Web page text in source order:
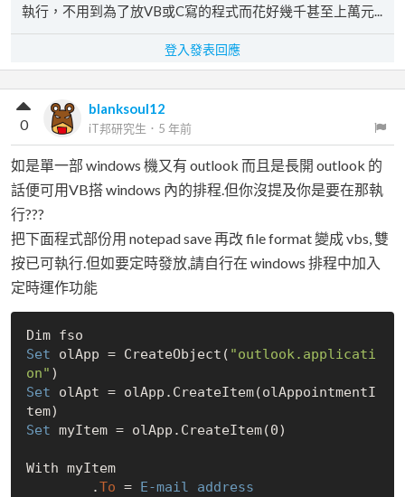
執行，不用到為了放VB或C寫的程式而花好幾千甚至上萬元...
登入發表回應
blanksoul12
iT邦研究生 ． 5 年前
0
如是單一部 windows 機又有 outlook 而且是長開 outlook 的
話便可用VB搭 windows 內的排程.但你沒提及你是要在那執
行???
把下面程式部份用 notepad save 再改 file format 變成 vbs, 雙
按已可執行.但如要定時發放,請自行在 windows 排程中加入
定時運作功能
Set olApp = CreateObject( "outlook.applicati
on"
Set olApt = olApp.CreateItem(olAppointmentI
Set myItem = olApp.CreateItem(0)
With myItem
        .
To =